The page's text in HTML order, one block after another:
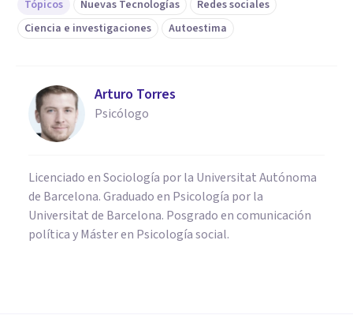
Tópicos Nuevas Tecnologías
Redes sociales
Ciencia e investigaciones
Autoestima
Arturo Torres
Psicólogo
Licenciado en Sociología por la Universitat Autónoma
de Barcelona. Graduado en Psicología por la
Universitat de Barcelona. Posgrado en comunicación
política y Máster en Psicología social.